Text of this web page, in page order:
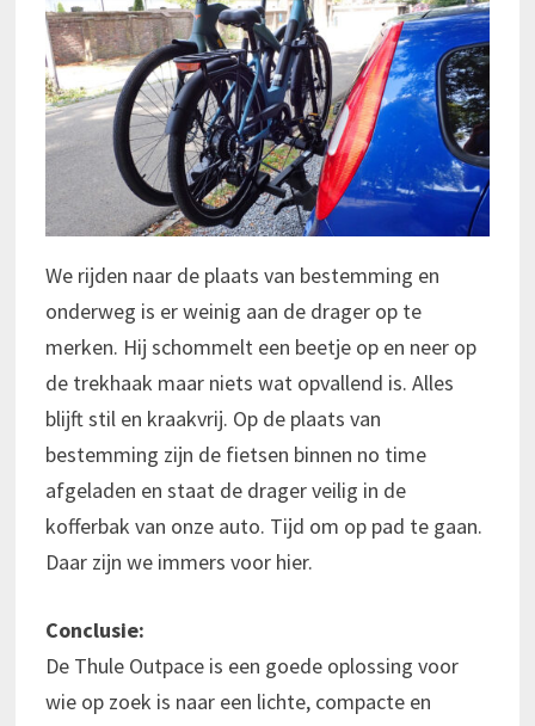
We rijden naar de plaats van bestemming en
onderweg is er weinig aan de drager op te
merken. Hij schommelt een beetje op en neer op
de trekhaak maar niets wat opvallend is. Alles
blijft stil en kraakvrij. Op de plaats van
bestemming zijn de fietsen binnen no time
afgeladen en staat de drager veilig in de
kofferbak van onze auto. Tijd om op pad te gaan.
Daar zijn we immers voor hier.
Conclusie:
De Thule Outpace is een goede oplossing voor
wie op zoek is naar een lichte, compacte en